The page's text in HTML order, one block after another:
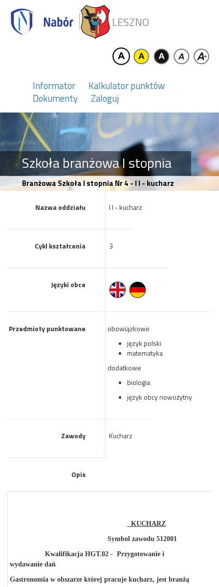
LESZNO
Informator
Kalkulator punktów
Dokumenty
Zaloguj
Szkoła branżowa I stopnia
Branżowa Szkoła I stopnia Nr 4 - I l - kucharz
Nazwa oddziału I l - kucharz
Cykl kształcenia 3
Języki obce
Przedmioty punktowane
obowiązkowe
język polski
matematyka
dodatkowe
biologia
język obcy nowożytny
Zawody Kucharz
Opis
KUCHARZ
Symbol zawodu 512001
Kwalifikacja HGT.02 - Przygotowanie i
wydawanie dań
Gastronomia w obszarze której pracuje kucharz, jest branżą